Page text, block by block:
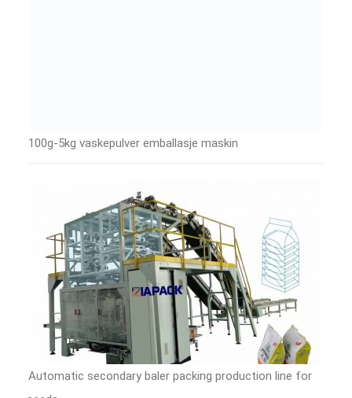
100g-5kg vaskepulver emballasje maskin
Automatic secondary baler packing production line for